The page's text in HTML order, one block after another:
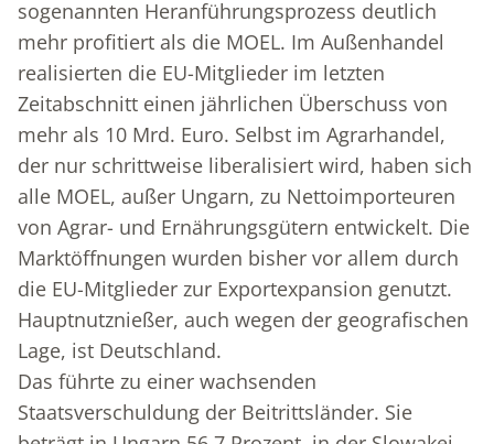
sogenannten Heranführungs­prozess deutlich
mehr profitiert als die MOEL. Im Außenhandel
realisierten die EU-Mitglieder im letzten
Zeitabschnitt einen jährlichen Überschuss von
mehr als 10 Mrd. Euro. Selbst im Agrarhandel,
der nur schrittweise liberalisiert wird, haben sich
alle MOEL, außer Ungarn, zu Nettoimporteuren
von Agrar- und Ernährungsgütern entwickelt. Die
Marktöffnungen wurden bisher vor allem durch
die EU-Mitglieder zur Exportexpansion genutzt.
Hauptnutznießer, auch wegen der geografischen
Lage, ist Deutschland.
Das führte zu einer wachsenden
Staatsverschuldung der Beitrittsländer. Sie